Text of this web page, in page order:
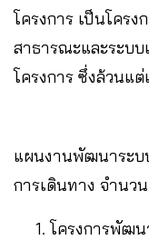
โครงการ เป็นโคร
สาธารณะและระบ
โครงการ ซึ่งล้วนแ
แผนงานพัฒนาระบ
การเดินทาง จำนว
โครงการพัฒน